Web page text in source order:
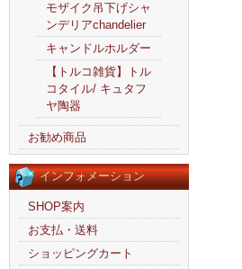
モザイク吊下げシャ
ンデリアchandelier
キャンドルホルダー
【トルコ雑貨】トル
コタイル/ キュタフ
ヤ陶器
お勧め商品
インフォメーション
SHOP案内
お支払・送料
ショッピングカート